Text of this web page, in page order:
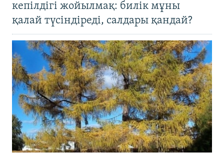
кепілдігі жойылмақ: билік мұны
қалай түсіндіреді, салдары қандай?